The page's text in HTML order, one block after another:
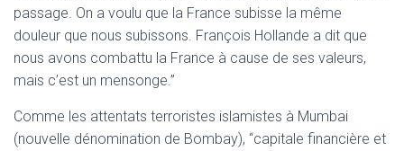
passage. On a voulu que la France subisse la même
douleur que nous subissons. François Hollande a dit que
nous avons combattu la France à cause de ses valeurs,
mais c’est un mensonge.”
Comme les attentats terroristes islamistes à Mumbai
(nouvelle dénomination de Bombay), “capitale financière et